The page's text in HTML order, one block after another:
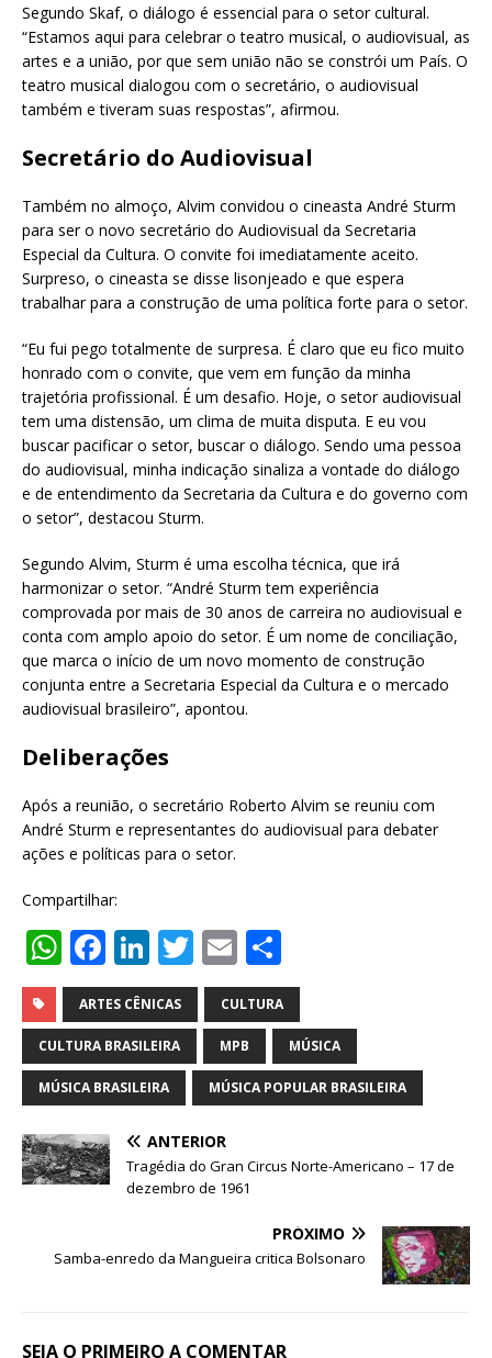
Segundo Skaf, o diálogo é essencial para o setor cultural.
“Estamos aqui para celebrar o teatro musical, o audiovisual, as
artes e a união, por que sem união não se constrói um País. O
teatro musical dialogou com o secretário, o audiovisual
também e tiveram suas respostas”, afirmou.
Secretário do Audiovisual
Também no almoço, Alvim convidou o cineasta André Sturm
para ser o novo secretário do Audiovisual da Secretaria
Especial da Cultura. O convite foi imediatamente aceito.
Surpreso, o cineasta se disse lisonjeado e que espera
trabalhar para a construção de uma política forte para o setor.
“Eu fui pego totalmente de surpresa. É claro que eu fico muito
honrado com o convite, que vem em função da minha
trajetória profissional. É um desafio. Hoje, o setor audiovisual
tem uma distensão, um clima de muita disputa. E eu vou
buscar pacificar o setor, buscar o diálogo. Sendo uma pessoa
do audiovisual, minha indicação sinaliza a vontade do diálogo
e de entendimento da Secretaria da Cultura e do governo com
o setor”, destacou Sturm.
Segundo Alvim, Sturm é uma escolha técnica, que irá
harmonizar o setor. “André Sturm tem experiência
comprovada por mais de 30 anos de carreira no audiovisual e
conta com amplo apoio do setor. É um nome de conciliação,
que marca o início de um novo momento de construção
conjunta entre a Secretaria Especial da Cultura e o mercado
audiovisual brasileiro”, apontou.
Deliberações
Após a reunião, o secretário Roberto Alvim se reuniu com
André Sturm e representantes do audiovisual para debater
ações e políticas para o setor.
Compartilhar:
W
h
at
s
A
p
p
F
a
c
e
b
o
o
k
Li
n
k
e
dI
T
w
it
te
E
m
ai
l
h
ar
e
ARTES CÊNICAS CULTURA
CULTURA BRASILEIRA MPB MÚSICA
MÚSICA BRASILEIRA MÚSICA POPULAR BRASILEIRA
ANTERIOR
Tragédia do Gran Circus Norte-Americano – 17 de
dezembro de 1961
PRÓXIMO
Samba-enredo da Mangueira critica Bolsonaro
SEJA O PRIMEIRO A COMENTAR